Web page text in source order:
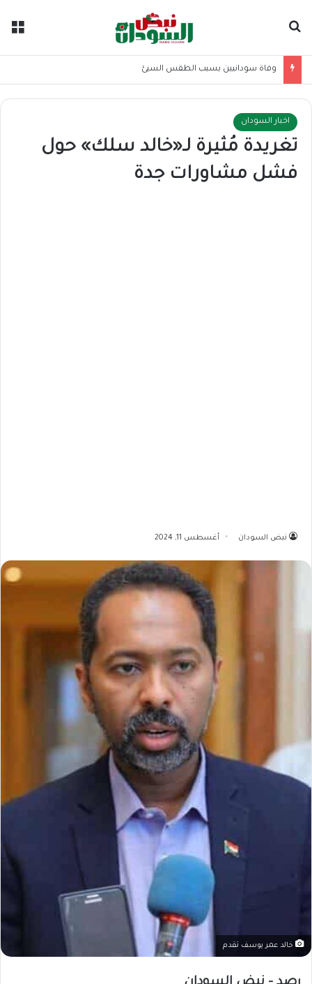
وفاة سودانيين بسبب الطقس السيئ
اخبار السودان
تغريدة مُثيرة لـ«خالد سلك» حول
فشل مشاورات جدة
نبض السودان أغسطس 11, 2024
خالد عمر يوسف تقدم